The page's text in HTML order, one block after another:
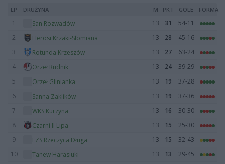
LP DRUŻYNA M PKT GOLE FORMA
1 San Rozwadów 13 31
54-11
2
Herosi Krzaki-Słomiana 13 28
45-16
3
Rotunda Krzeszów 13 27
63-24
4
Orzeł Rudnik 13 24
39-29
5
Orzeł Glinianka 13 19
37-28
6
Sanna Zaklików 13 19
37-36
7
WKS Kurzyna 13 16
30-30
8
Czarni II Lipa 13 15
25-30
9
LZS Rzeczyca Długa 13 15
32-43
10
Tanew Harasiuki 13 13
29-45